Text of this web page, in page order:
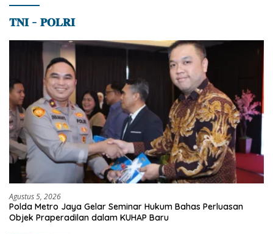
𝐓𝐍𝐈 – 𝐏𝐎𝐋𝐑𝐈
Agustus 5, 2026
Polda Metro Jaya Gelar Seminar Hukum Bahas Perluasan
Objek Praperadilan dalam KUHAP Baru